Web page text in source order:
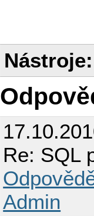
Nástroje:
Re: SQL
Admin